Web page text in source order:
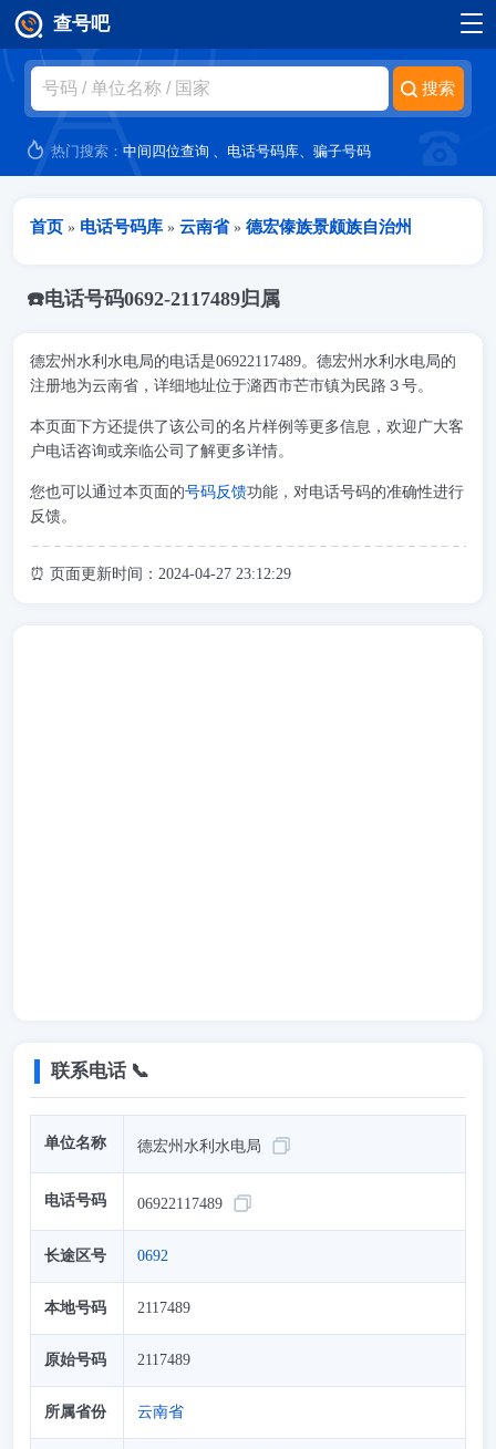
跳转到主要内容
查号吧
热门搜索：中间四位查询 、 电话号码库、骗子号码
当前位置
首页 » 电话号码库 » 云南省 » 德宏傣族景颇族自治州
☎️电话号码0692-2117489归属
德宏州水利水电局的电话是06922117489。德宏州水利水电局的
注册地为云南省，详细地址位于潞西市芒市镇为民路３号。
本页面下方还提供了该公司的名片样例等更多信息，欢迎广大客
户电话咨询或亲临公司了解更多详情。
您也可以通过本页面的号码反馈功能，对电话号码的准确性进行
反馈。
⏰ 页面更新时间：2024-04-27 23:12:29
联系电话 📞
单位名称 德宏州水利水电局
电话号码 06922117489
长途区号 0692
本地号码 2117489
原始号码 2117489
所属省份 云南省